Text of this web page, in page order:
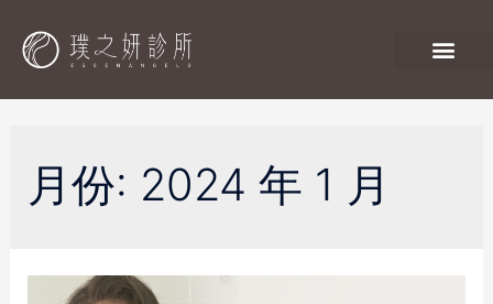
月份: 2024 年 1 月